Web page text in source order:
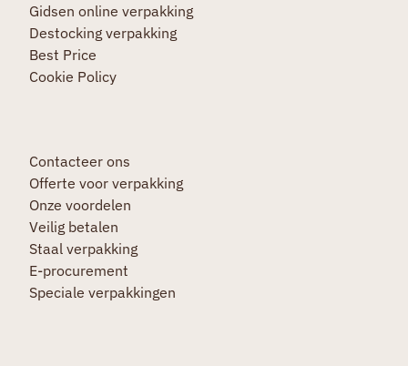
Gidsen online verpakking
Destocking verpakking
Best Price
Cookie Policy
Contacteer ons
Offerte voor verpakking
Onze voordelen
Veilig betalen
Staal verpakking
E-procurement
Speciale verpakkingen